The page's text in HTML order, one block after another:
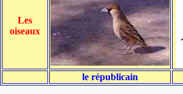
Les
oiseaux
le républicain